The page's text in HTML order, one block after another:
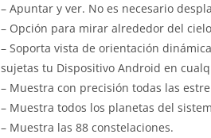
– Apuntar y ver. No es necesario
– Opción para mirar alrededor del
– Soporta vista de orientación
sujetas tu Dispositivo Android en
– Muestra con precisión todas las
– Muestra todos los planetas del
– Muestra las 88 constelaciones.